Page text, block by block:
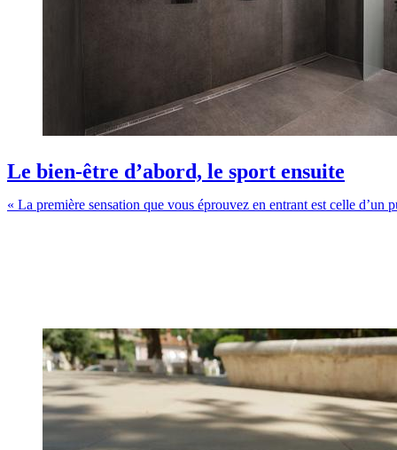
Le bien-être d’abord, le sport ensuite
« La première sensation que vous éprouvez en entrant est celle d’un